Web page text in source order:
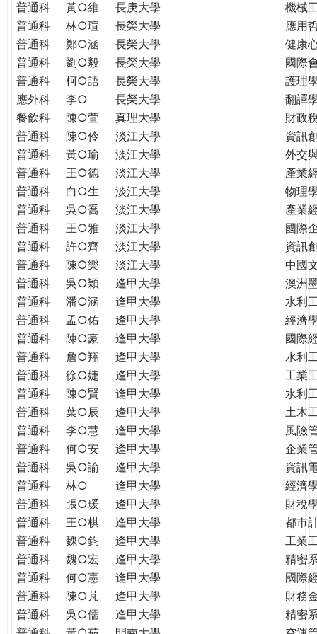
普通科 黃○維 長庚大學
機械
普通科
林○瑄 長榮大學
應用
普通科
鄭○涵 長榮大學
健康
普通科
劉○毅 長榮大學
國際
普通科
柯○語 長榮大學
護理
應外科
李○ 長榮大學
翻譯
餐飲科
陳○萱 真理大學
財政
普通科
陳○伶 淡江大學
資訊
普通科
黃○瑜 淡江大學
外交
普通科
王○德 淡江大學
產業
普通科
白○生 淡江大學
物理
普通科
吳○喬 淡江大學
產業
普通科
王○雅 淡江大學
國際
普通科
許○齊 淡江大學
資訊
普通科
陳○樂 淡江大學
中國
普通科
吳○穎 逢甲大學
澳洲
普通科
潘○涵 逢甲大學
水利
普通科
孟○佑 逢甲大學
經濟
普通科
陳○豪 逢甲大學
國際
普通科
詹○翔 逢甲大學
水利
普通科
徐○婕 逢甲大學
工業
普通科
陳○賢 逢甲大學
水利
普通科
葉○辰 逢甲大學
土木
普通科
李○慧 逢甲大學
風險
普通科
何○安 逢甲大學
企業
普通科
吳○諭 逢甲大學
資訊
普通科
林○ 逢甲大學
經濟
普通科
張○瑗 逢甲大學
財稅
普通科
王○棋 逢甲大學
都市
普通科
魏○鈞 逢甲大學
工業
普通科
魏○宏 逢甲大學
精密
普通科
何○憲 逢甲大學
國際
普通科
陳○芃 逢甲大學
財務
普通科
吳○儒 逢甲大學
精密